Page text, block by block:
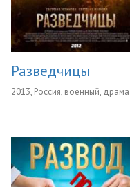
Разведчицы
2013, Россия, военный, драма